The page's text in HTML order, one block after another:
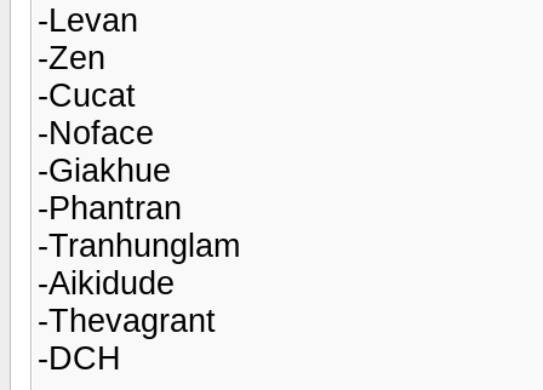
-Levan
-Zen
-Cucat
-Noface
-Giakhue
-Phantran
-Tranhunglam
-Aikidude
-Thevagrant
-DCH